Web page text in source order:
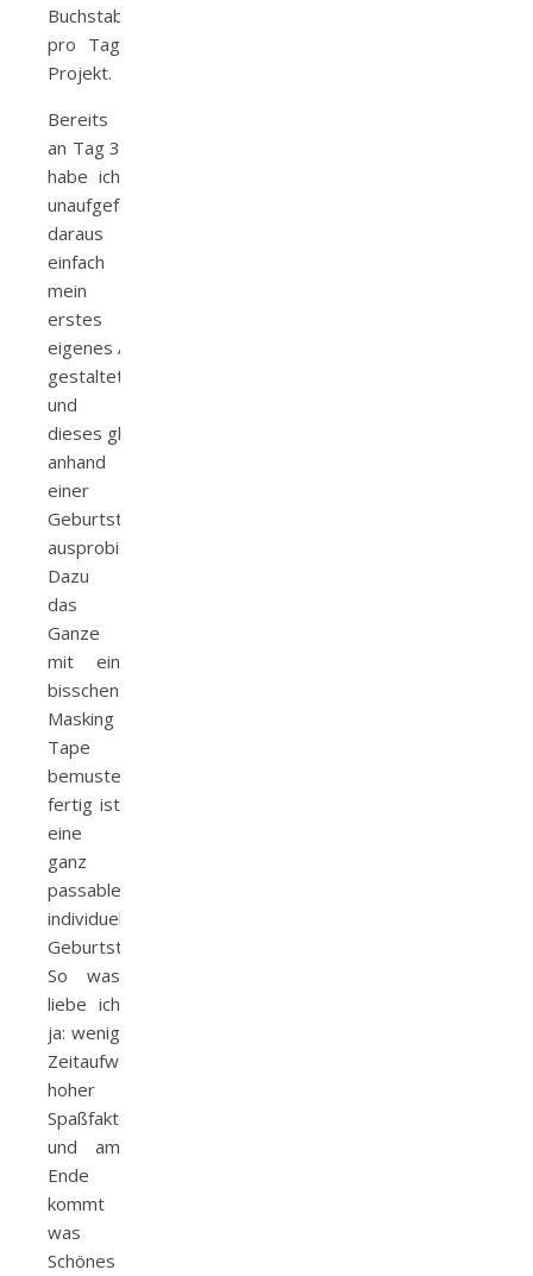
Buchstabe
pro Tag
Projekt.
Bereits
an Tag 3
habe ich
unaufgefordert
daraus
einfach
mein
erstes
eigenes Alphabet
gestaltet
und
dieses gleich
anhand
einer
Geburtstagskarte
ausprobiert.
Dazu
das
Ganze
mit ein
bisschen
Masking
Tape
bemustert,
fertig ist
eine
ganz
passable,
individuelle
Geburtstagskarte.
So was
liebe ich
ja: wenig
Zeitaufwand,
hoher
Spaßfaktor
und am
Ende
kommt
was
Schönes